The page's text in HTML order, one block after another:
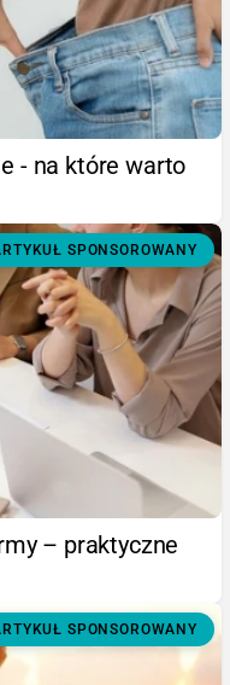
- na które warto
SPONSOROWANY
– praktyczne
SPONSOROWANY